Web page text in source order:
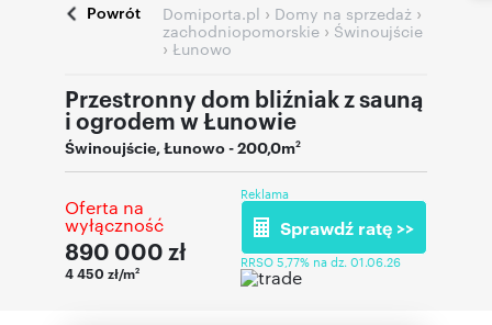
Powrót Domiporta.pl › Domy na sprzedaż ›
zachodniopomorskie › Świnoujście
› Łunowo
Przestronny dom bliźniak z sauną
i ogrodem w Łunowie
Świnoujście,Łunowo- 200,0m2
Oferta na
wyłączność
890 000 zł
4 450 zł/m2
Reklama
Sprawdź ratę >>
RRSO 5,77% na dz. 01.06.26